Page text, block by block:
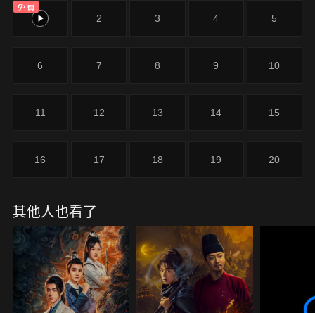
免費
1 2 3 4 5
6 7 8 9 10
11 12 13 14 15
16 17 18 19 20
其他人也看了